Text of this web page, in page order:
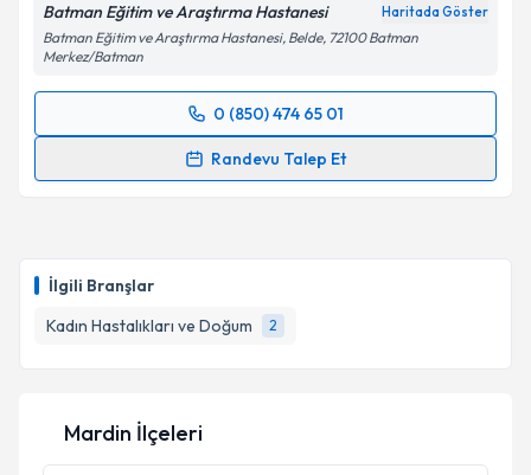
İlgili Branşlar
Kadın Hastalıkları ve Doğum
2
Batman Eğitim ve Araştırma Hastanesi Haritada Göster
Batman Eğitim ve Araştırma Hastanesi, Belde, 72100 Batman
Merkez/Batman
0 (850) 474 65 01
Randevu Talep Et
Randevu Takvimi Talebi
E-posta Adresiniz
Kişisel verilerimin işlenmesine ilişkin
Metni'ni okudum ve kişisel verilerimin belirtilen
kapsamda işlenmesini kabul ediyorum.
Mardin İlçeleri